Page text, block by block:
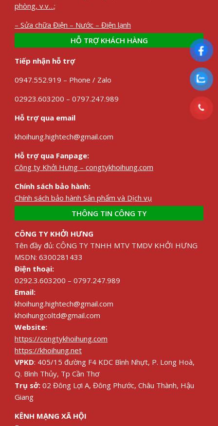
phòng, v.v…;
– Sửa chữa Điện – Nước – Điện lạnh
HỖ TRỢ KHÁCH HÀNG
Tiếp nhận hỗ trợ
0947.552.919 – Phone / Zalo
02923.603200 – 0797.247.989
Hỗ trợ qua email
khoihung.hightech@gmail.com
Hỗ trợ qua Fanpage:
Công ty Khởi Hưng – congtykhoihung.com
Chính sách bảo hành:
Chính sách bảo hành Sản phẩm và Dịch vụ
THÔNG TIN CÔNG TY
CÔNG TY KHỞI HƯNG
Tên đầy đủ: CÔNG TY TNHH MTV TMDV KHỞI HƯNG
MSDN: 6300281433
Điện thoại:
0292.3.603200 – 0797.247.989
Email:
khoihung.hightech@gmail.com
khoihungcoltd@gmail.com
Website:
https://congtykhoihung.com
https://khoihung.net
VPKD: 405/15 đường F4 KDC Bình Nhựt, P. Long Hoà,
Q. Bình Thủy, Tp Cần Thơ
Trụ sở: 02 Đông Lợi A, Đông Phước, Châu Thành, Hậu
Giang
KÊNH MẠNG XÃ HỘI